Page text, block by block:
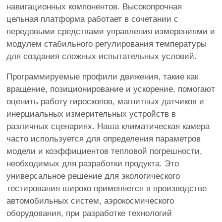
навигационных компонентов. Высокопрочная
цельная платформа работает в сочетании с
передовыми средствами управления измерениями и
модулем стабильного регулирования температуры
для создания сложных испытательных условий.
Программируемые профили движения, такие как
вращение, позиционирование и ускорение, помогают
оценить работу гироскопов, магнитных датчиков и
инерциальных измерительных устройств в
различных сценариях. Наша климатическая камера
часто используется для определения параметров
модели и коэффициентов тепловой погрешности,
необходимых для разработки продукта. Это
универсальное решение для экологического
тестирования широко применяется в производстве
автомобильных систем, аэрокосмического
оборудования, при разработке технологий